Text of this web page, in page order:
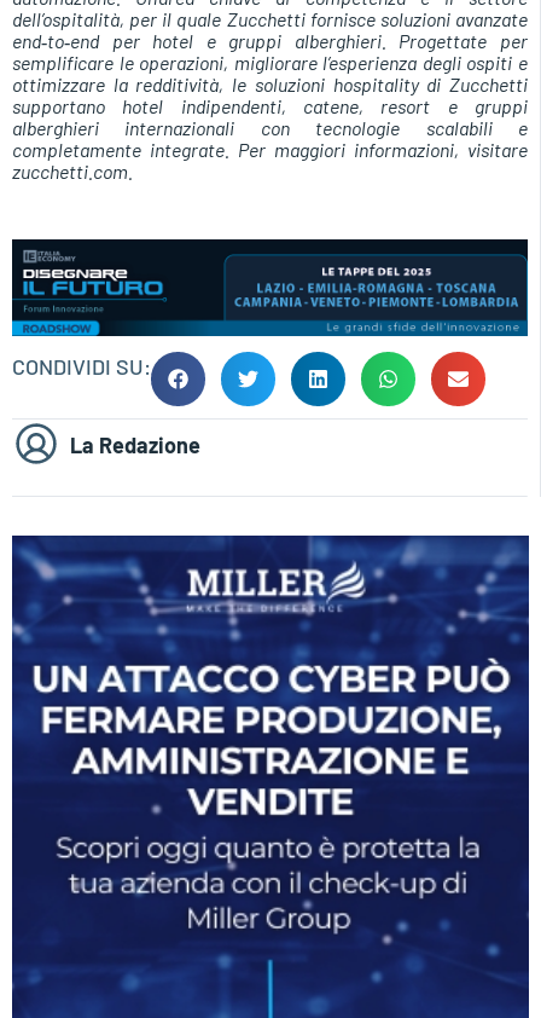
dell’ospitalità, per il quale Zucchetti fornisce soluzioni avanzate
end‑to‑end per hotel e gruppi alberghieri. Progettate per
semplificare le operazioni, migliorare l’esperienza degli ospiti e
ottimizzare la redditività, le soluzioni hospitality di Zucchetti
supportano hotel indipendenti, catene, resort e gruppi
alberghieri internazionali con tecnologie scalabili e
completamente integrate. Per maggiori informazioni, visitare
zucchetti.com.
CONDIVIDI SU:
La Redazione